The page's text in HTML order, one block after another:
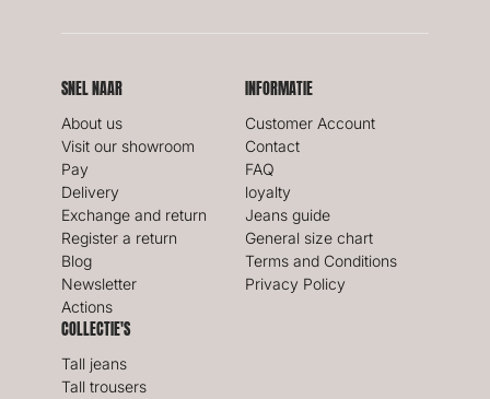
SNEL NAAR
About us
Visit our showroom
Pay
Delivery
Exchange and return
Register a return
Blog
Newsletter
Actions
INFORMATIE
Customer Account
Contact
FAQ
loyalty
Jeans guide
General size chart
Terms and Conditions
Privacy Policy
COLLECTIE'S
Tall jeans
Tall trousers